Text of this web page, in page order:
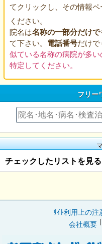
てクリックし、その情報
ください。
院名は名称の一部分だけで
て下さい。 電話番号だけで
似ている名称の病院が多
特定してください。
フリー
チェックしたリストを見る
ｻｲﾄ利用上の注
会社概要